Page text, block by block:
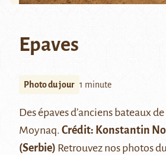
Epaves
Photo du jour 1 minute
Des épaves d’anciens bateaux
Moynaq. Crédit: Konstantin
(Serbie) Retrouvez nos photos